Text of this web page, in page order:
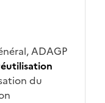
ADAGP
du